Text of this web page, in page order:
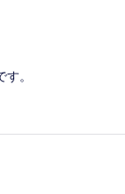
。